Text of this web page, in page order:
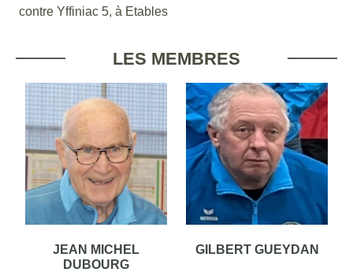
contre Yffiniac 5, à Etables
LES MEMBRES
JEAN MICHEL
DUBOURG
GILBERT GUEYDAN